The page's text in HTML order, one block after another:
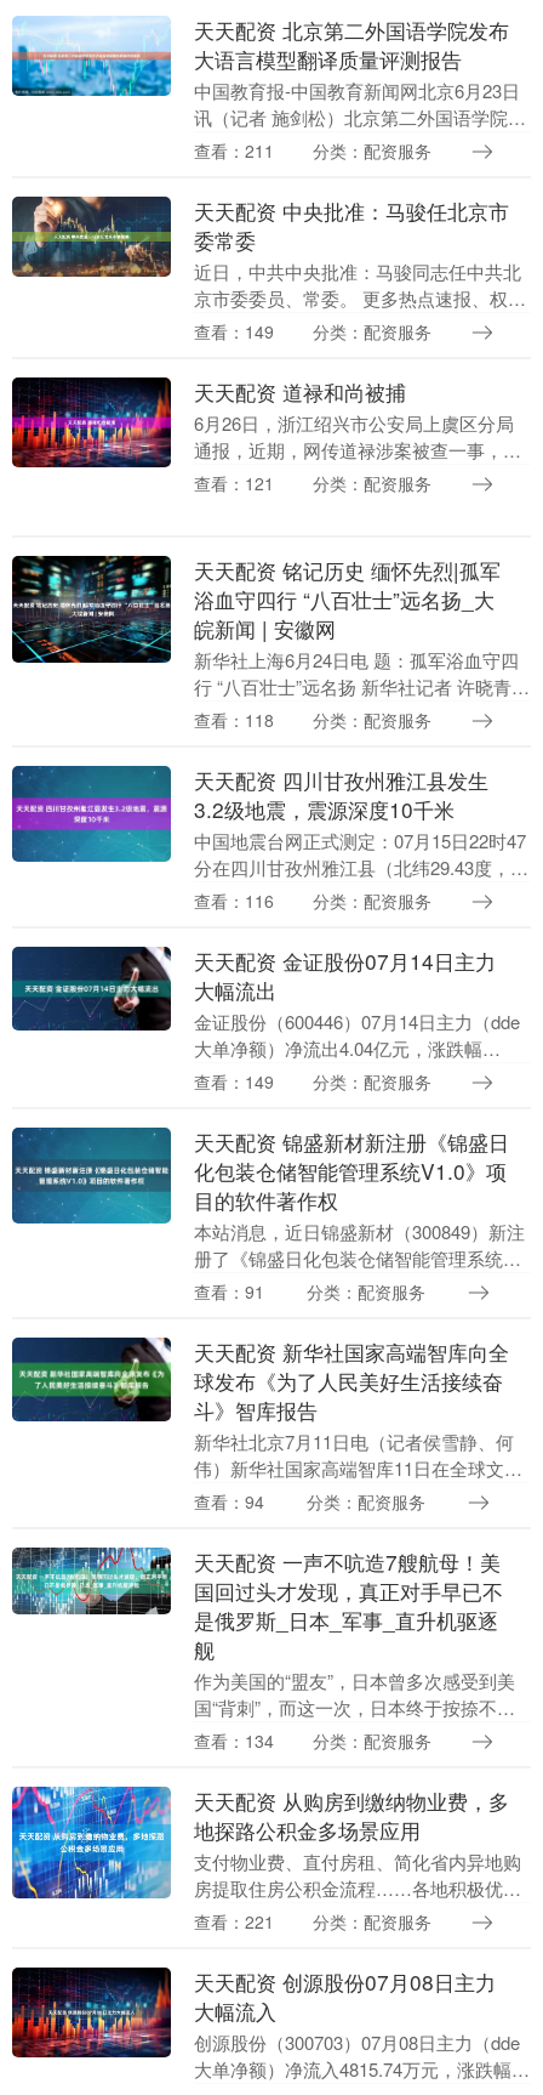
资阳方特园区....
天天配资 北京第二外国语学院发布
大语言模型翻译质量评测报告
中国教育报-中国教育新闻网北京6月23日
讯（记者 施剑松）北京第二外国语学院今
天发布《大语言模型翻译质量评测报告
查看：211 分类：配资服务
天天配资 中央批准：马骏任北京市
委常委
近日，中共中央批准：马骏同志任中共北
京市委委员、常委。 更多热点速报、权威
资讯、深度分析尽在北京日报App....
查看：149 分类：配资服务
天天配资 道禄和尚被捕
6月26日，浙江绍兴市公安局上虞区分局
通报，近期，网传道禄涉案被查一事，系
该局正在办理的一起刑事案件。 今年5月
查看：121 分类：配资服务
天天配资 铭记历史 缅怀先烈|孤军
浴血守四行 “八百壮士”远名扬_大
皖新闻 | 安徽网
新华社上海6月24日电 题：孤军浴血守四
行 “八百壮士”远名扬 新华社记者 许晓青
上海苏州河北岸，光复路1号至21号，肃
点....
查看：118 分类：配资服务
天天配资 四川甘孜州雅江县发生
3.2级地震，震源深度10千米
中国地震台网正式测定：07月15日22时47
分在四川甘孜州雅江县（北纬29.43度，东
经101.09度）发生3.2级地震，震源深度10
查看：116 分类：配资服务
天天配资 金证股份07月14日主力
大幅流出
金证股份（600446）07月14日主力（dde
大单净额）净流出4.04亿元，涨跌幅
为-6.94%，主力净量(dde大单净额/流通
查看：149 分类：配资服务
天天配资 锦盛新材新注册《锦盛日
化包装仓储智能管理系统V1.0》项
目的软件著作权
本站消息，近日锦盛新材（300849）新注
册了《锦盛日化包装仓储智能管理系统
V1.0》项目的软件著作权。今年以来锦盛
2024年....
查看：91 分类：配资服务
天天配资 新华社国家高端智库向全
球发布《为了人民美好生活接续奋
斗》智库报告
新华社北京7月11日电（记者侯雪静、何
伟）新华社国家高端智库11日在全球文明
对话部长级会议上面向全球发布中英文智
巩固拓展脱贫....
查看：94 分类：配资服务
天天配资 一声不吭造7艘航母！美
国回过头才发现，真正对手早已不
是俄罗斯_日本_军事_直升机驱逐
舰
作为美国的“盟友”，日本曾多次感受到美
国“背刺”，而这一次，日本终于按捺不住
了！2023年7月9日，特朗普宣布对日本加
为，....
查看：134 分类：配资服务
天天配资 从购房到缴纳物业费，多
地探路公积金多场景应用
支付物业费、直付房租、简化省内异地购
房提取住房公积金流程……各地积极优化
公积金政策。7月7日晚间，湖南省岳阳市
整我市住房公积....
查看：221 分类：配资服务
天天配资 创源股份07月08日主力
大幅流入
创源股份（300703）07月08日主力（dde
大单净额）净流入4815.74万元，涨跌幅为